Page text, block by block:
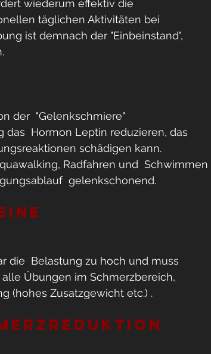
wiederum effektiv die
täglichen Aktivitäten bei
ist demnach der "Einbeinstand",
der  "Gelenkschmiere"
das  Hormon Leptin reduzieren, das
schädigen kann.
Radfahren und  Schwimmen
gelenkschonend.
die  Belastung zu hoch und muss
Übungen im Schmerzbereich,
(hohes Zusatzgewicht etc.) .